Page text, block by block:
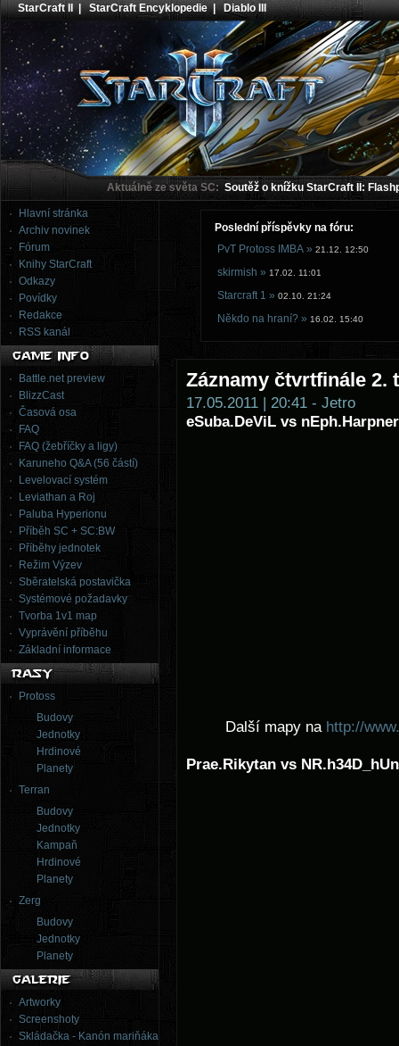
StarCraft II |StarCraft Encyklopedie|Diablo III
Aktuálně ze světa SC: Soutěž o knížku StarCraft II:
Hlavní stránka
Archiv novinek
Fórum
Knihy StarCraft
Odkazy
Povídky
Redakce
RSS kanál
Battle.net preview
BlizzCast
Časová osa
FAQ
FAQ (žebříčky a ligy)
Karuneho Q&A (56 částí)
Levelovací systém
Leviathan a Roj
Paluba Hyperionu
Příběh SC + SC:BW
Příběhy jednotek
Režim Výzev
Sběratelská postavička
Systémové požadavky
Tvorba 1v1 map
Vyprávění příběhu
Základní informace
Protoss
Budovy
Jednotky
Hrdinové
Planety
Terran
Budovy
Jednotky
Kampaň
Hrdinové
Planety
Zerg
Budovy
Jednotky
Planety
Artworky
Screenshoty
Skládačka - Kanón mariňáka
Poslední příspěvky na fóru:
PvT Protoss IMBA » 21.12. 12:50
skirmish » 17.02. 11:01
Starcraft 1 » 02.10. 21:24
Někdo na hraní? » 16.02. 15:40
Záznamy čtvrtfinále 2.
17.05.2011 | 20:41 - Jetro
eSuba.DeViL vs nEph.Harpner
Další mapy na http://
Prae.Rikytan vs